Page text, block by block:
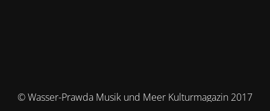
© Wasser-Prawda Musik und Meer Kulturmagazin 2017